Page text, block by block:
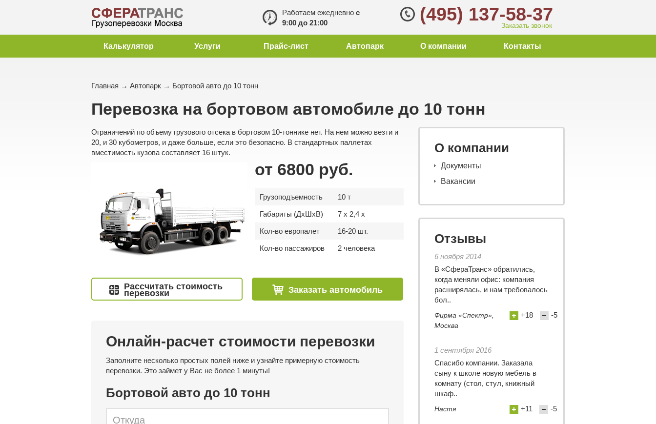
Калькулятор Услуги Прайс-лист Автопарк О компании Контакты
(495) 137-58-37
Заказать звонок
Работаем ежедневно с
9:00 до 21:00
Главная → Автопарк → Бортовой авто до 10 тонн
Перевозка на бортовом автомобиле до 10 тонн
Ограничений по объему грузового отсека в бортовом 10-тоннике нет. На нем можно везти и
20, и 30 кубометров, и даже больше, если это безопасно. В стандартных паллетах
вместимость кузова составляет 16 штук.
от 6800 руб.
Грузоподъемность 10 т
Габариты (ДхШхВ) 7 x 2,4 x
Кол-во европалет 16-20 шт.
Кол-во пассажиров 2 человека
Рассчитать стоимость
перевозки Заказать автомобиль
Онлайн-расчет стоимости перевозки
Заполните несколько простых полей ниже и узнайте примерную стоимость
перевозки. Это займет у Вас не более 1 минуты!
Бортовой авто до 10 тонн
О компании
Документы
Вакансии
Отзывы
6 ноября 2014
В «СфераТранс» обратились,
когда меняли офис: компания
расширялась, и нам требовалось
бол..
Фирма «Спектр»,
Москва
+18 -5
1 сентября 2016
Спасибо компании. Заказала
сыну к школе новую мебель в
комнату (стол, стул, книжный
шкаф..
Настя +11 -5